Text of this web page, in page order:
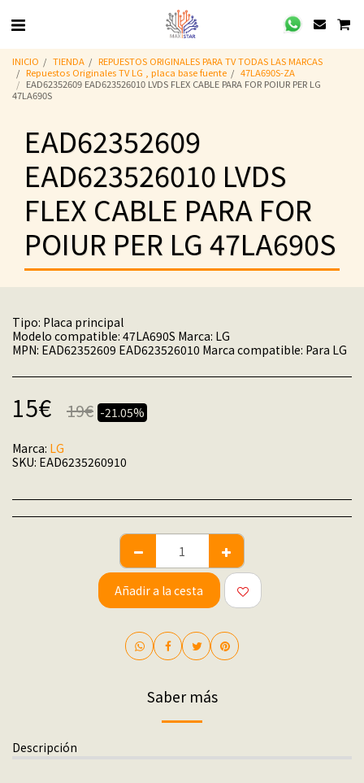
INICIO TIENDA
REPUESTOS ORIGINALES PARA TV TODAS LAS MARCAS
Repuestos Originales TV LG , placa base fuente
47LA690S-ZA
EAD62352609 EAD623526010 LVDS FLEX CABLE PARA FOR POIUR PER LG
47LA690S
EAD62352609
EAD623526010 LVDS
FLEX CABLE PARA FOR
POIUR PER LG 47LA690S
Tipo: Placa principal
Modelo compatible: 47LA690S Marca: LG
MPN: EAD62352609 EAD623526010 Marca compatible: Para LG
15€ 19€ -21.05%
Marca: LG
SKU: EAD6235260910
Añadir a la cesta
Saber más
Descripción